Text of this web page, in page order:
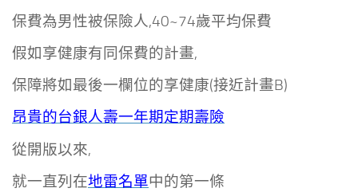
保費為男性被保險人,40~74歲平均保費
假如享健康有同保費的計畫,
保障將如最後一欄位的享健康(接近計畫B)
昂貴的台銀人壽一年期定期壽險
從開版以來,
就一直列在地雷名單中的第一條